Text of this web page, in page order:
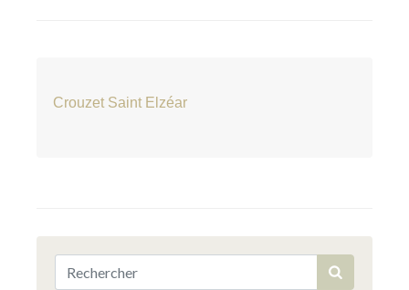
Crouzet Saint Elzéar